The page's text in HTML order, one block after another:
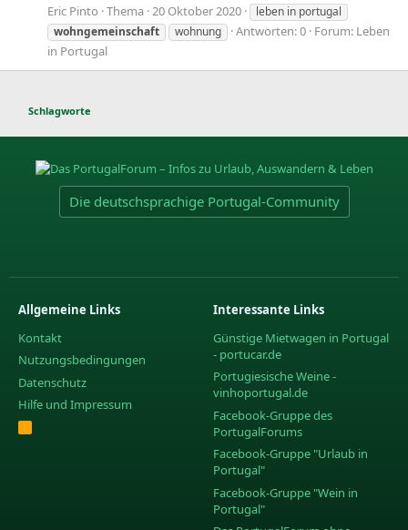
Eric Pinto Thema 20 Oktober 2020
leben in portugal
wohngemeinschaft
wohnung Antworten: 0 Forum: Leben
in Portugal
Schlagworte
Die deutschsprachige Portugal-Community
Allgemeine Links
Kontakt
Nutzungsbedingungen
Datenschutz
Hilfe und Impressum
R
S
Interessante Links
Günstige Mietwagen in Portugal
- portucar.de
Portugiesische Weine -
vinhoportugal.de
Facebook-Gruppe des
PortugalForums
Facebook-Gruppe "Urlaub in
Portugal"
Facebook-Gruppe "Wein in
Portugal"